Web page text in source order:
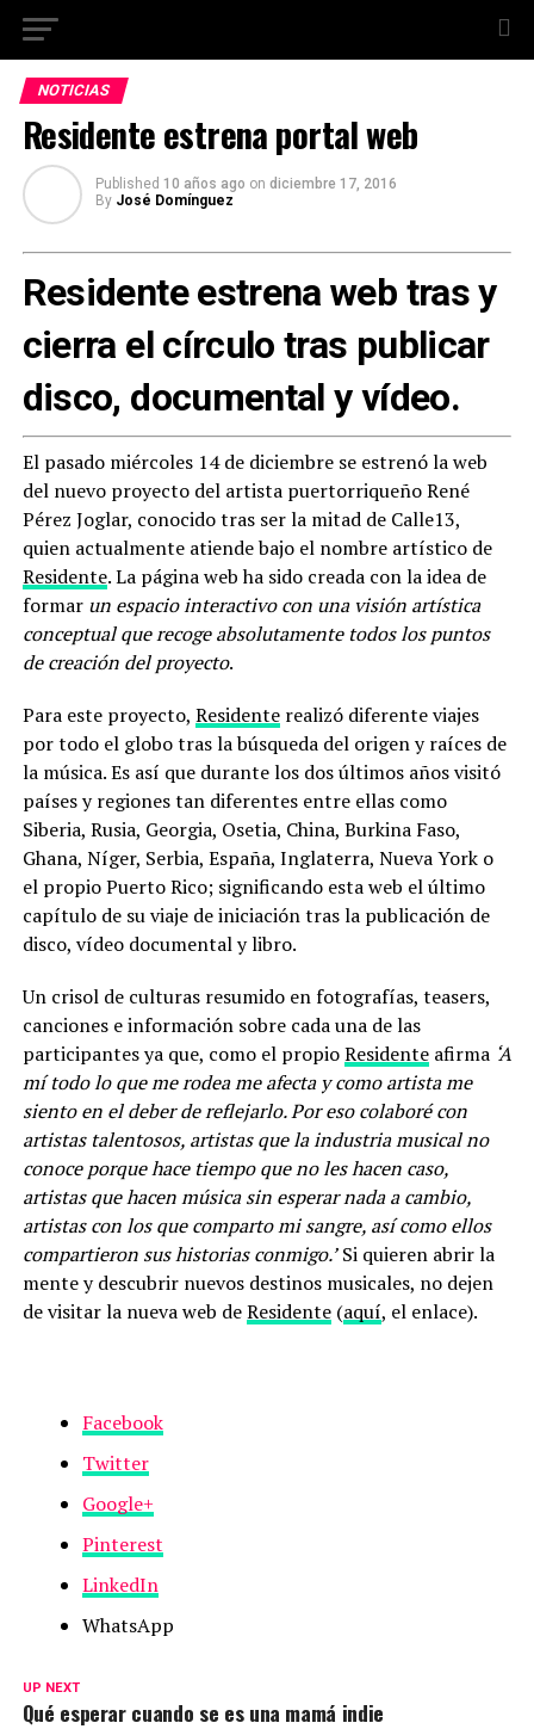
NOTICIAS
Residente estrena portal web
Published 10 años ago on diciembre 17, 2016
By José Domínguez
Residente estrena web tras y
cierra el círculo tras publicar
disco, documental y vídeo.
El pasado miércoles 14 de diciembre se estrenó la web
del nuevo proyecto del artista puertorriqueño René
Pérez Joglar, conocido tras ser la mitad de Calle13,
quien actualmente atiende bajo el nombre artístico de
Residente. La página web ha sido creada con la idea de
formar un espacio interactivo con una visión artística
conceptual que recoge absolutamente todos los puntos
de creación del proyecto.
Para este proyecto, Residenterealizó diferente viajes
por todo el globo tras la búsqueda del origen y raíces de
la música. Es así que durante los dos últimos años visitó
países y regiones tan diferentes entre ellas como
Siberia, Rusia, Georgia, Osetia, China, Burkina Faso,
Ghana, Níger, Serbia, España, Inglaterra, Nueva York o
el propio Puerto Rico; significando esta web el último
capítulo de su viaje de iniciación tras la publicación de
disco, vídeo documental y libro.
Un crisol de culturas resumido en fotografías, teasers,
canciones e información sobre cada una de las
participantes ya que, como el propioResidenteafirma ‘A
mí todo lo que me rodea me afecta y como artista me
siento en el deber de reflejarlo. Por eso colaboré con
artistas talentosos, artistas que la industria musical no
conoce porque hace tiempo que no les hacen caso,
artistas que hacen música sin esperar nada a cambio,
artistas con los que comparto mi sangre, así como ellos
compartieron sus historias conmigo.’Si quieren abrir la
mente y descubrir nuevos destinos musicales, no dejen
de visitar la nueva web deResidente(aquí, el enlace).
Facebook
Twitter
Google+
Pinterest
LinkedIn
WhatsApp
UP NEXT
Qué esperar cuando se es una mamá indie